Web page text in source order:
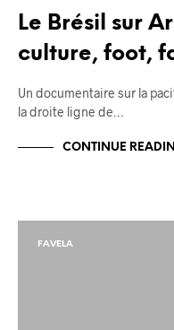
Le Brésil sur
culture, foot,
Un documentaire sur la
la droite ligne de…
CONTINUE
FAVELA